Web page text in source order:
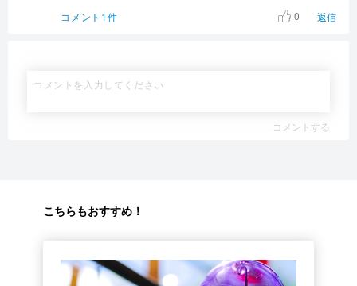
コメント1件
0 返信
コメントする
こちらもおすすめ！